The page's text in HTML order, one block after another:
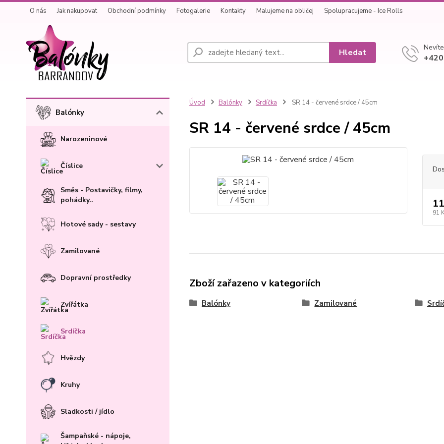
O nás Jak nakupovat Obchodní podmínky Fotogalerie Kontakty Malujeme na obličej Spolupracujeme - Ice Rolls
Hledat
Balónky
Narozeninové
Číslice
Směs - Postavičky, filmy,
pohádky..
Hotové sady - sestavy
Zamilované
Dopravní prostředky
Zvířátka
Srdíčka
Hvězdy
Kruhy
Sladkosti / jídlo
Šampaňské - nápoje,
Úvod Balónky Srdíčka SR 14 - červené srdce / 45cm
SR 14 - červené srdce / 45cm
91
Zboží zařazeno v kategoriích
Balónky Zamilované